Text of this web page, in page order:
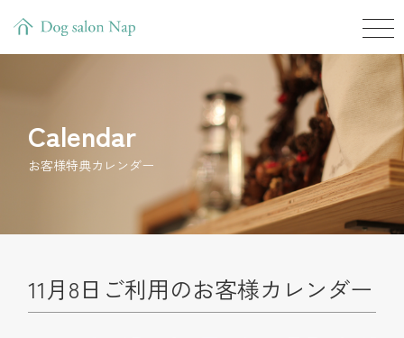
Calendar
お客様特典カレンダー
11月8日ご利用のお客様カレンダー